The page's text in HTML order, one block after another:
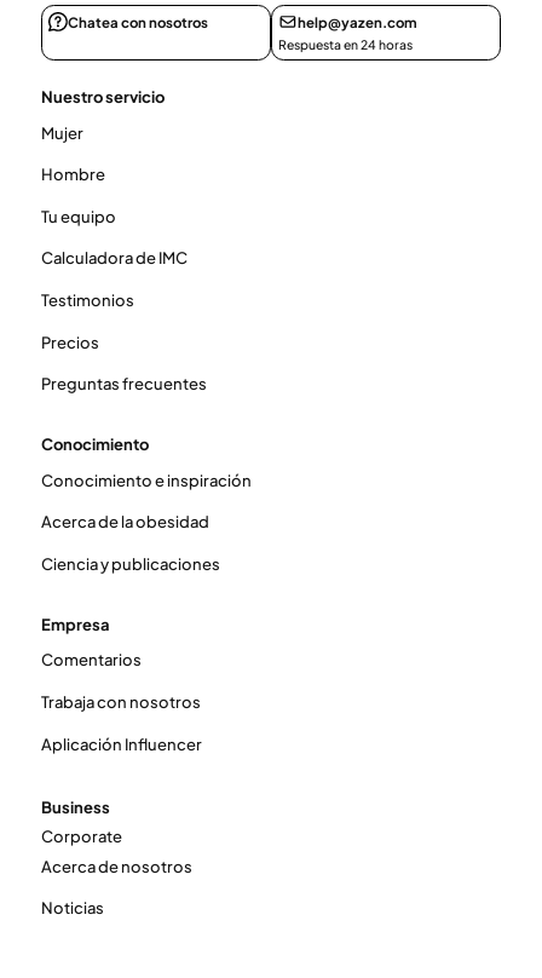
Chatea con nosotros help@yazen.com
Respuesta en 24 horas
Nuestro servicio
Mujer
Hombre
Tu equipo
Calculadora de IMC
Testimonios
Precios
Preguntas frecuentes
Conocimiento
Conocimiento e inspiración
Acerca de la obesidad
Ciencia y publicaciones
Empresa
Comentarios
Trabaja con nosotros
Aplicación Influencer
Business
Corporate
Acerca de nosotros
Noticias